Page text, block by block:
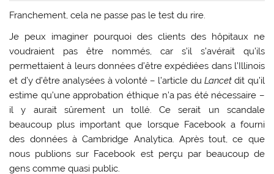
Franchement, cela ne passe pas le test du rire.
Je peux imaginer pourquoi des clients des hôpitaux ne
voudraient pas être nommés, car s’il s’avérait qu’ils
permettaient à leurs données d’être expédiées dans l’Illinois
et d’y d’être analysées à volonté – l’article duLancet dit qu’il
estime qu’une approbation éthique n’a pas été nécessaire –
il y aurait sûrement un tollé. Ce serait un scandale
beaucoup plus important que lorsque Facebook a fourni
des données à Cambridge Analytica. Après tout, ce que
nous publions sur Facebook est perçu par beaucoup de
gens comme quasi public.